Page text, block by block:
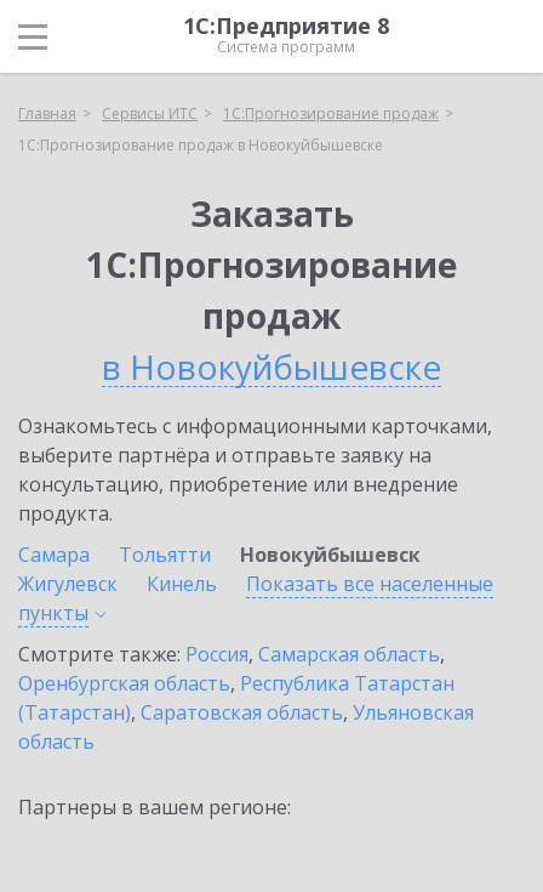
1С:Предприятие 8
Система программ
Главная Сервисы ИТС
1С:Прогнозирование продаж
1С:Прогнозирование продаж в Новокуйбышевске
Заказать
1С:Прогнозирование
продаж
в Новокуйбышевске
Ознакомьтесь с информационными карточками,
выберите партнёра и отправьте заявку на
консультацию, приобретение или внедрение
продукта.
Самара
Тольятти
Новокуйбышевск
Жигулевск
Кинель
Показать все населенные
пункты
Смотрите также: Россия, Самарская область,
Оренбургская область, Республика Татарстан
(Татарстан), Саратовская область, Ульяновская
область
Партнеры в вашем регионе: